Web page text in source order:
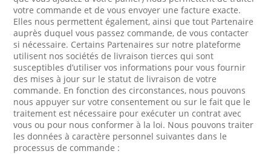
votre commande et de vous envoyer une facture exacte.
Elles nous permettent également, ainsi que tout Partenaire
auprès duquel vous passez commande, de vous contacter
si nécessaire. Certains Partenaires sur notre plateforme
utilisent nos sociétés de livraison tierces qui sont
susceptibles d’utiliser vos informations pour vous fournir
des mises à jour sur le statut de livraison de votre
commande. En fonction des circonstances, nous pouvons
nous appuyer sur votre consentement ou sur le fait que le
traitement est nécessaire pour exécuter un contrat avec
vous ou pour nous conformer à la loi. Nous pouvons traiter
les données à caractère personnel suivantes dans le
processus de commande :